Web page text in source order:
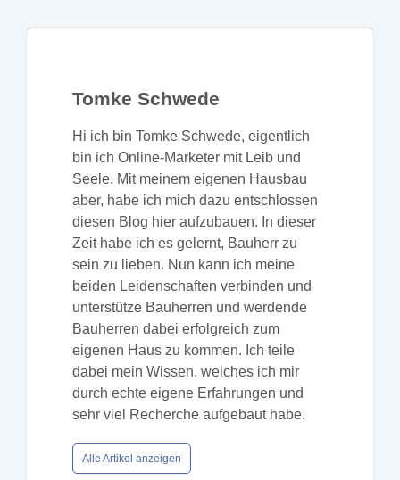
Tomke Schwede
Hi ich bin Tomke Schwede, eigentlich
bin ich Online-Marketer mit Leib und
Seele. Mit meinem eigenen Hausbau
aber, habe ich mich dazu entschlossen
diesen Blog hier aufzubauen. In dieser
Zeit habe ich es gelernt, Bauherr zu
sein zu lieben. Nun kann ich meine
beiden Leidenschaften verbinden und
unterstütze Bauherren und werdende
Bauherren dabei erfolgreich zum
eigenen Haus zu kommen. Ich teile
dabei mein Wissen, welches ich mir
durch echte eigene Erfahrungen und
sehr viel Recherche aufgebaut habe.
Alle Artikel anzeigen